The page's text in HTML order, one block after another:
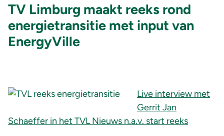
TV Limburg maakt reeks rond
energietransitie met input van
EnergyVille
Live interview met
Gerrit Jan
Schaeffer in het TVL Nieuws n.a.v. start reeks